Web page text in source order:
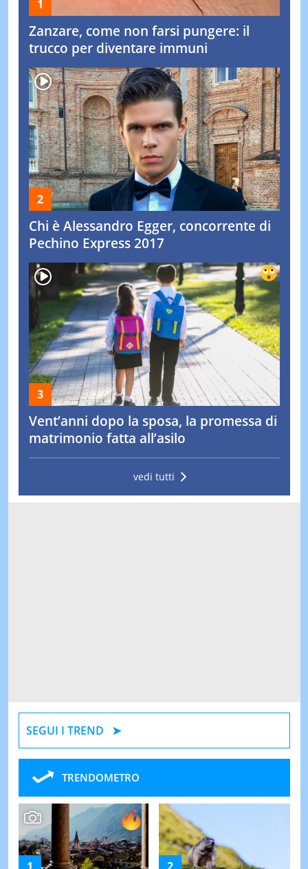
Zanzare, come non farsi pungere: il
trucco per diventare immuni
Chi è Alessandro Egger, concorrente di
Pechino Express 2017
Vent’anni dopo la sposa, la promessa di
matrimonio fatta all’asilo
vedi tutti
SEGUI I TREND
TRENDOMETRO